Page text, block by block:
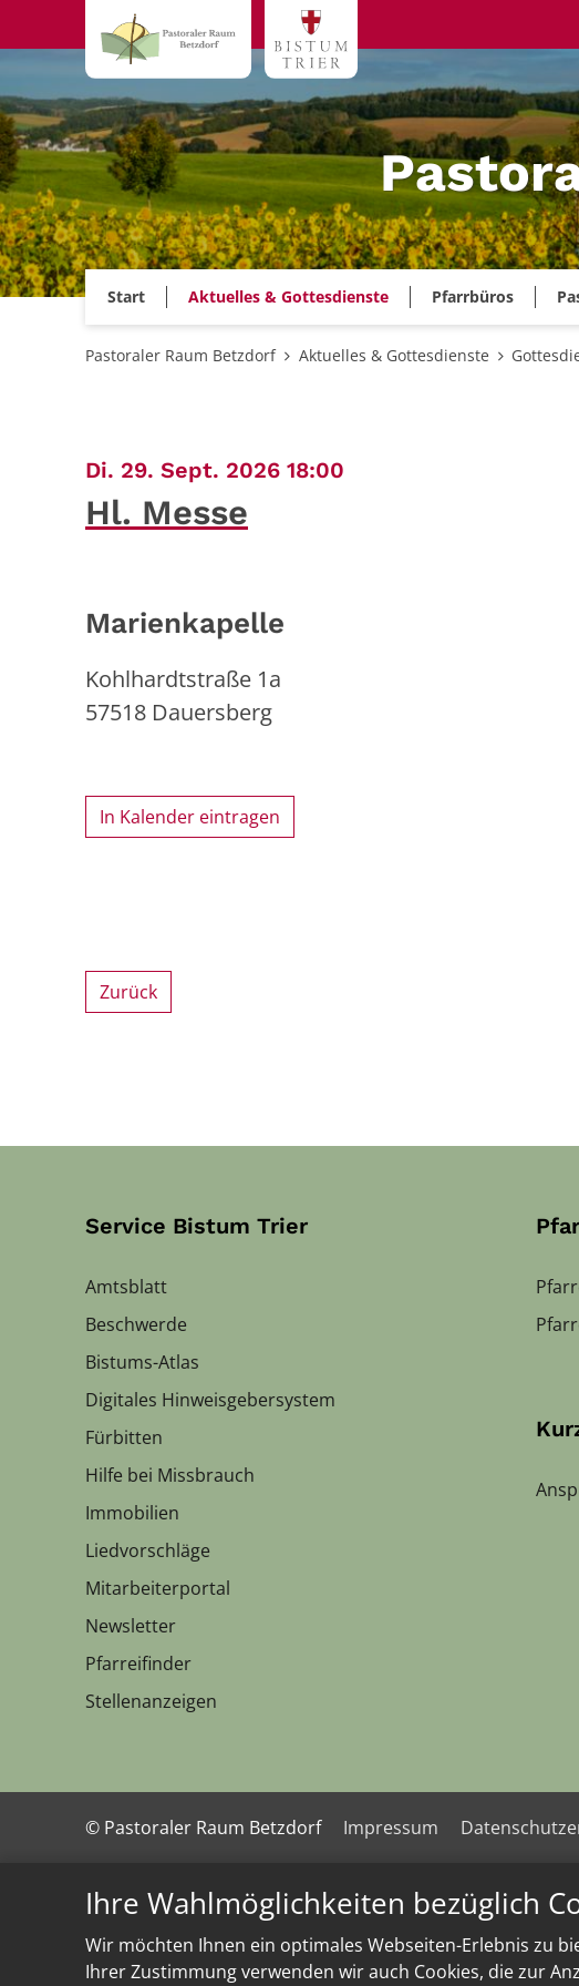
Ihre Wahlmöglichkeiten bezüglich
Wir möchten Ihnen ein optimales Webseiten-Erlebnis zu
Ihrer Zustimmung verwenden wir auch Cookies, die zur
Zum Inhalt springen
Start Aktuelles & Gottesdienste Pfarrbüros
Pastoraler Raum Betzdorf Aktuelles & Gottesdienste
Di. 29. Sept. 2026 18:00
Hl. Messe
Marienkapelle
Kohlhardtstraße 1a
57518 Dauersberg
In Kalender eintragen
Zurück
Service Bistum Trier
Amtsblatt
Beschwerde
Bistums-Atlas
Digitales Hinweisgebersystem
Fürbitten
Hilfe bei Missbrauch
Immobilien
Liedvorschläge
Mitarbeiterportal
Newsletter
Pfarreifinder
Stellenanzeigen
© Pastoraler Raum Betzdorf Impressum